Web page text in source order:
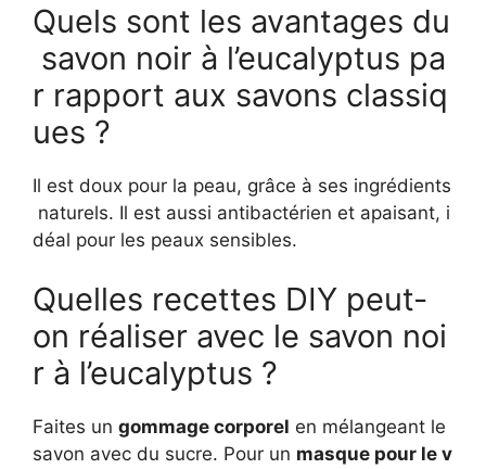
Quels sont les avantages du
savon noir à l’eucalyptus pa
r rapport aux savons classiq
ues ?
Il est doux pour la peau, grâce à ses ingrédients
naturels. Il est aussi antibactérien et apaisant, i
déal pour les peaux sensibles.
Quelles recettes DIY peut-
on réaliser avec le savon noi
r à l’eucalyptus ?
Faites un gommage corporel en mélangeant le
savon avec du sucre. Pour un masque pour le v